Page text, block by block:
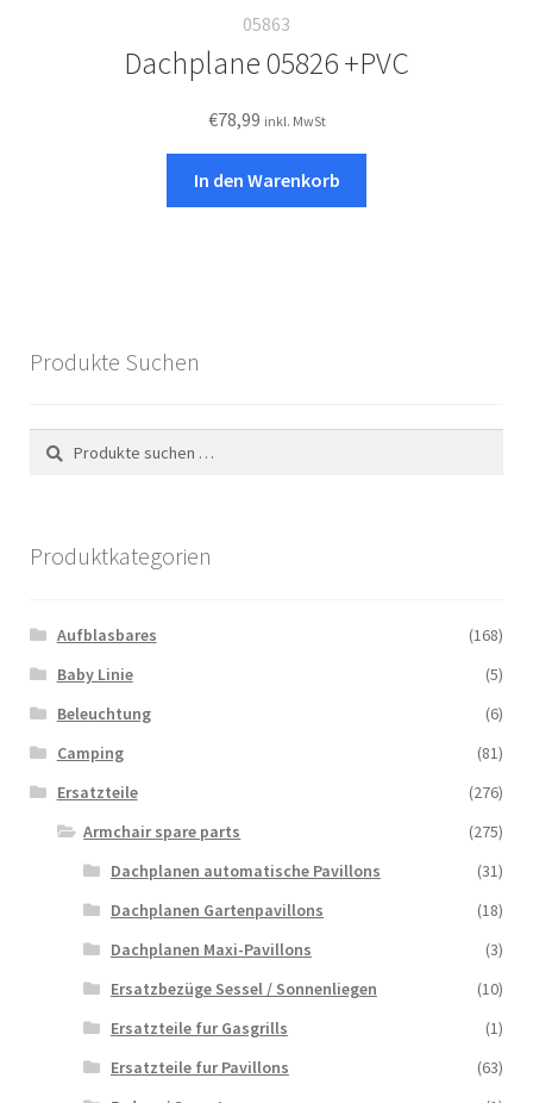
05863
Dachplane 05826 +PVC
€78,99 inkl. MwSt
In den Warenkorb
Produkte Suchen
Suchen
nach:
Suchen
Produktkategorien
Aufblasbares
(168)
Baby Linie
(5)
Beleuchtung
(6)
Camping
(81)
Ersatzteile
(276)
Armchair spare parts
(275)
Dachplanen automatische Pavillons
(31)
Dachplanen Gartenpavillons
(18)
Dachplanen Maxi-Pavillons
(3)
Ersatzbezüge Sessel / Sonnenliegen
(10)
Ersatzteile fur Gasgrills
(1)
Ersatzteile fur Pavillons
(63)